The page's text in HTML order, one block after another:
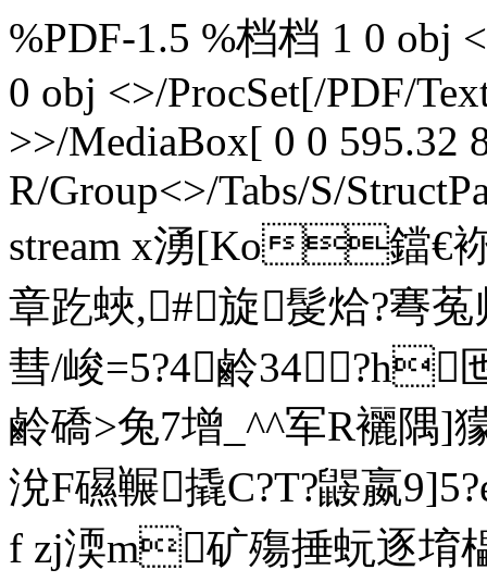
%PDF-1.5 %档档 1 0 obj
0 obj <>/ProcSet[/PDF/
>>/MediaBox[ 0 0 595.32
R/Group<>/Tabs/S/
stream x湧[Ko鐺€袮璪
章趷蛺,#旋髲烚?弿
彗/峻=5?4鹷34?h
鹷礄> 兔7增_^^军R襹隅
涗F礘冁撬C?T?鼹嬴
f zj渜m矿殤捶蚖逐堉